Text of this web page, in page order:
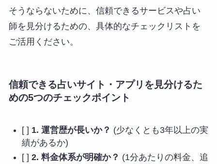
そうならないために、信頼できるサービスや占い
師を見分けるための、具体的なチェックリストを
ご活用ください。
信頼できる占いサイト・アプリを見分けるた
めの5つのチェックポイント
[ ] 1. 運営歴が長いか？ (少なくとも3年以上の実
績があるか)
[ ] 2. 料金体系が明確か？ (1分あたりの料金、追